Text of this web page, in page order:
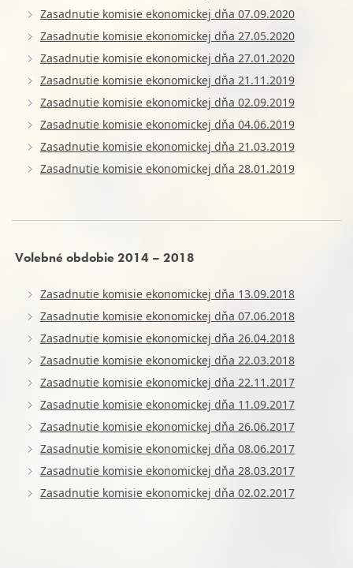
Zasadnutie komisie ekonomickej dňa 07.09.2020
Zasadnutie komisie ekonomickej dňa 27.05.2020
Zasadnutie komisie ekonomickej dňa 27.01.2020
Zasadnutie komisie ekonomickej dňa 21.11.2019
Zasadnutie komisie ekonomickej dňa 02.09.2019
Zasadnutie komisie ekonomickej dňa 04.06.2019
Zasadnutie komisie ekonomickej dňa 21.03.2019
Zasadnutie komisie ekonomickej dňa 28.01.2019
Volebné obdobie 2014 – 2018
Zasadnutie komisie ekonomickej dňa 13.09.2018
Zasadnutie komisie ekonomickej dňa 07.06.2018
Zasadnutie komisie ekonomickej dňa 26.04.2018
Zasadnutie komisie ekonomickej dňa 22.03.2018
Zasadnutie komisie ekonomickej dňa 22.11.2017
Zasadnutie komisie ekonomickej dňa 11.09.2017
Zasadnutie komisie ekonomickej dňa 26.06.2017
Zasadnutie komisie ekonomickej dňa 08.06.2017
Zasadnutie komisie ekonomickej dňa 28.03.2017
Zasadnutie komisie ekonomickej dňa 02.02.2017